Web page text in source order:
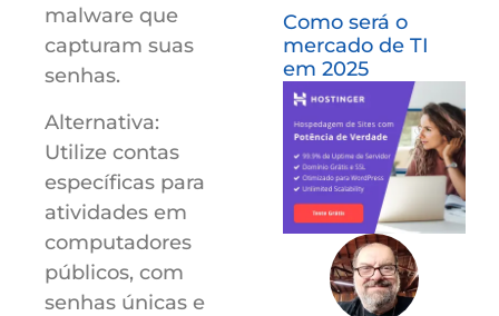
malware que
capturam suas
senhas.
Alternativa:
Utilize contas
específicas para
atividades em
computadores
públicos, com
senhas únicas e
Como será o
mercado de TI
em 2025